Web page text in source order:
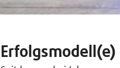
Erfolgsmodell(e)